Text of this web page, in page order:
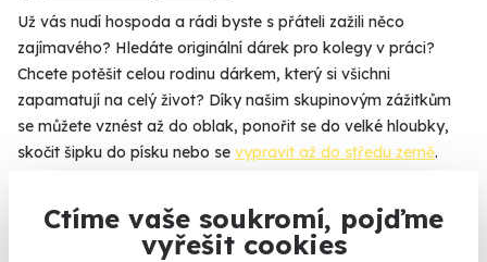
Ctíme vaše soukromí, pojďme
vyřešit cookies
Už vás nudí hospoda a rádi byste s přáteli zažili něco
zajímavého? Hledáte originální dárek pro kolegy v práci?
Chcete potěšit celou rodinu dárkem, který si všichni
zapamatují na celý život? Díky našim skupinovým zážitkům
se můžete vznést až do oblak, ponořit se do velké hloubky,
skočit šipku do písku nebo se vypravit až do středu země.